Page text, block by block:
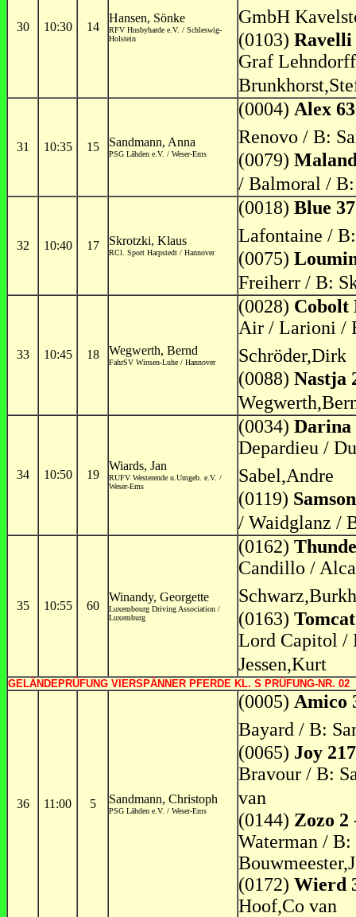
30 10:30 14
Hansen, Sönke
RFV Husbyharde e.V. / Schleswig-
Holstein
GmbH
(0103) Ravelli
Graf
31 10:35 15 Sandmann, Anna
PSG Lähden e.V. / Weser-Ems
(0004) Alex
Renovo / B:
(0079)
/ Balmoral /
32 10:40 17 Skrotzki, Klaus
RCl. Sport Harpstedt / Hannover
(0018) Blue 37
Lafontaine /
(0075)
Freiherr / B:
33 10:45 18 Wegwerth, Bernd
FahrSV Winsen-Luhe / Hannover
(0028) Cobolt
Air / Larioni /
Schröder,Dirk
(0088) Nastja
34 10:50 19
Wiards, Jan
RUFV Westerende u.Umgeb. e.V. /
Weser-Ems
(0034) Darina
Depardieu /
Sabel,Andre
(0119)
/ Waidglanz /
35 10:55 60
Winandy, Georgette
Luxembourg Driving Association /
Luxemburg
(0162)
Candillo /
(0163)
Lord Capitol /
Jessen,Kurt
GELÄNDEPRÜFUNG VIERSPÄNNER PFERDE KL. S PRÜFUNG-NR. 02
36 11:00 5 Sandmann, Christoph
PSG Lähden e.V. / Weser-Ems
(0005) Amico
Bayard / B:
(0065) Joy 217
Bravour / B:
van
(0144) Zozo 2
Waterman /
(0172) Wierd
Hoof,Co van